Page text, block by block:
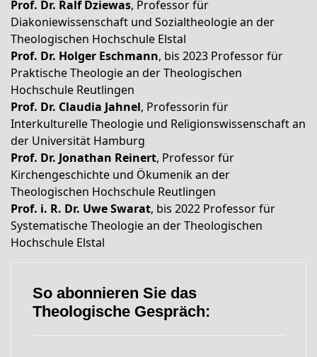
Prof. Dr. Ralf Dziewas, Professor für
Diakoniewissenschaft und Sozialtheologie an der
Theologischen Hochschule Elstal
Prof. Dr. Holger Eschmann, bis 2023 Professor für
Praktische Theologie an der Theologischen
Hochschule Reutlingen
Prof. Dr. Claudia Jahnel, Professorin für
Interkulturelle Theologie und Religionswissenschaft an
der Universität Hamburg
Prof. Dr. Jonathan Reinert, Professor für
Kirchengeschichte und Ökumenik an der
Theologischen Hochschule Reutlingen
Prof. i. R. Dr. Uwe Swarat, bis 2022 Professor für
Systematische Theologie an der Theologischen
Hochschule Elstal
So abonnieren Sie das
Theologische Gespräch: